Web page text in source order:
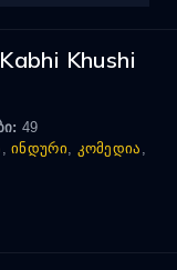
Khushi
49
,ინდური, კომედია ,